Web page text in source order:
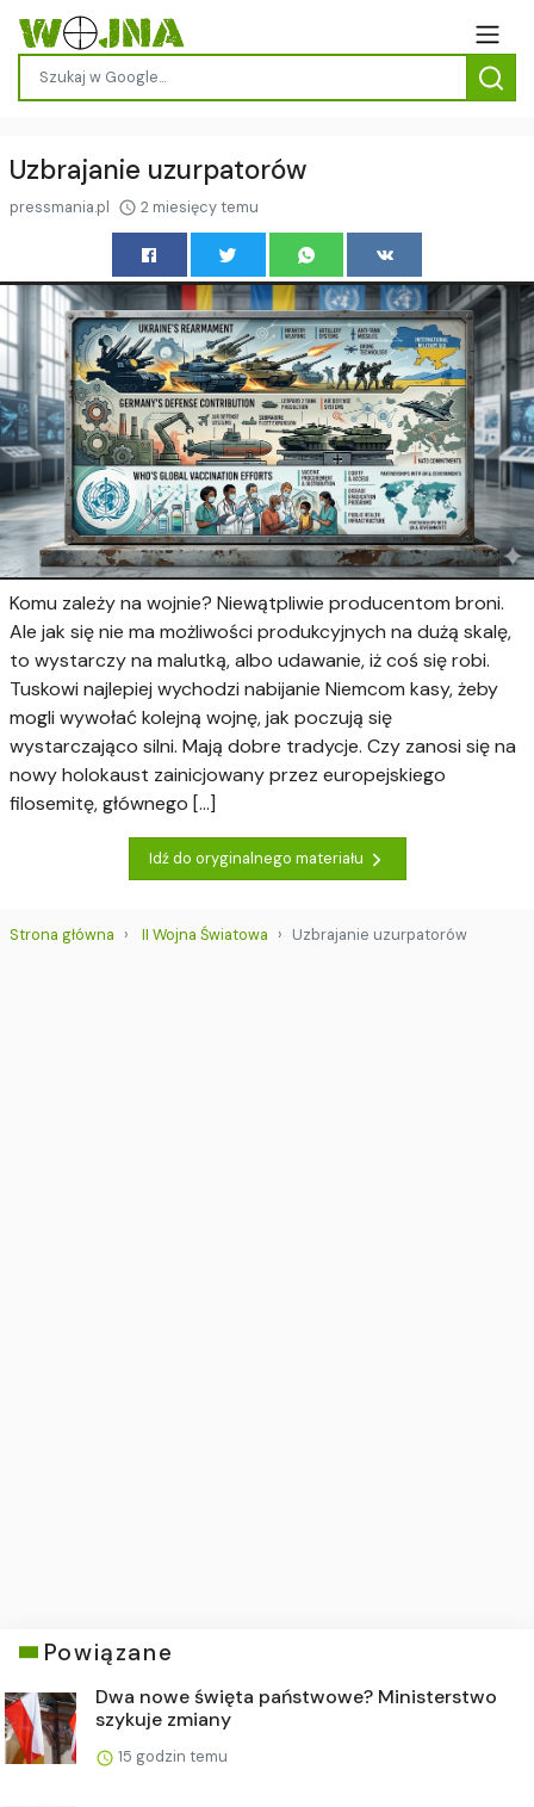
Uzbrajanie uzurpatorów
pressmania.pl 2 miesięcy temu
Komu zależy na wojnie? Niewątpliwie producentom broni.
Ale jak się nie ma możliwości produkcyjnych na dużą skalę,
to wystarczy na malutką, albo udawanie, iż coś się robi.
Tuskowi najlepiej wychodzi nabijanie Niemcom kasy, żeby
mogli wywołać kolejną wojnę, jak poczują się
wystarczająco silni. Mają dobre tradycje. Czy zanosi się na
nowy holokaust zainicjowany przez europejskiego
filosemitę, głównego [...]
Idź do oryginalnego materiału
Strona główna II Wojna Światowa Uzbrajanie uzurpatorów
Powiązane
Dwa nowe święta państwowe? Ministerstwo
szykuje zmiany
15 godzin temu